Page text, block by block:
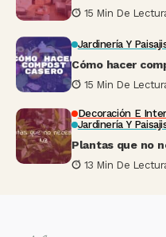
15 Min De
Jardinería Y
Cómo hacer
15 Min De
Decoración E
Jardinería Y
Plantas que no
13 Min De